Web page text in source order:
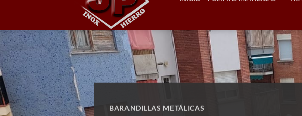
BARANDILLAS METÁLICAS